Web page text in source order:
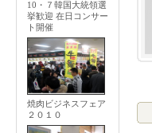
10・７韓国大統領選
挙歓迎 在日コンサー
ト開催
焼肉ビジネスフェア
２０１０